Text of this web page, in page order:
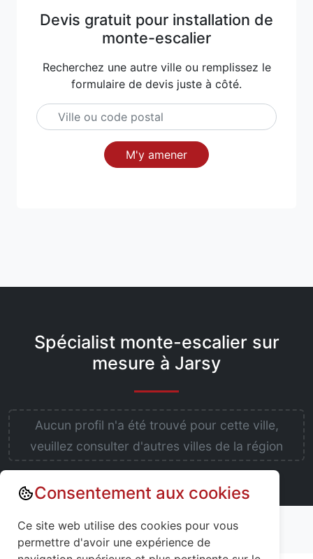
Devis gratuit pour installation de
monte-escalier
Recherchez une autre ville ou remplissez le
formulaire de devis juste à côté.
M'y amener
Spécialist monte-escalier sur
mesure à Jarsy
Aucun profil n'a été trouvé pour cette ville,
veuillez consulter d'autres villes de la région
Annuaire : Monte escalier
Savoie (73)
Jarsy (73630)
Consentement aux cookies
Ce site web utilise des cookies pour vous
permettre d'avoir une expérience de